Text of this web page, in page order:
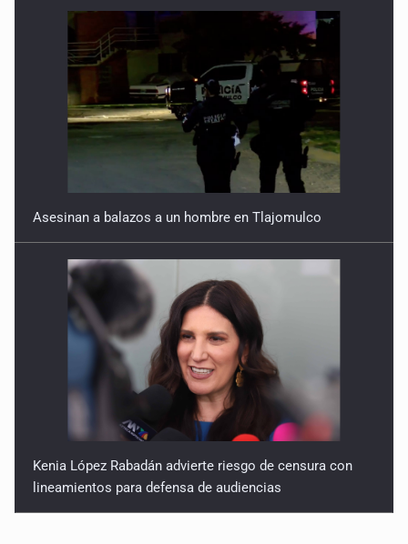
Asesinan a balazos a un hombre en Tlajomulco
Kenia López Rabadán advierte riesgo de censura con
lineamientos para defensa de audiencias